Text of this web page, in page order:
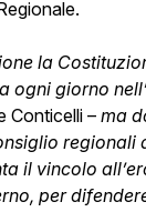
la
ogni giorno
Conticelli –ma
regionali
il vincolo
per